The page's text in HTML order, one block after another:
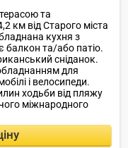
та
км від Старого міста
кухня з
балкон та/або патіо.
сніданок.
для
і велосипеди.
ходьби від пляжу
міжнародного